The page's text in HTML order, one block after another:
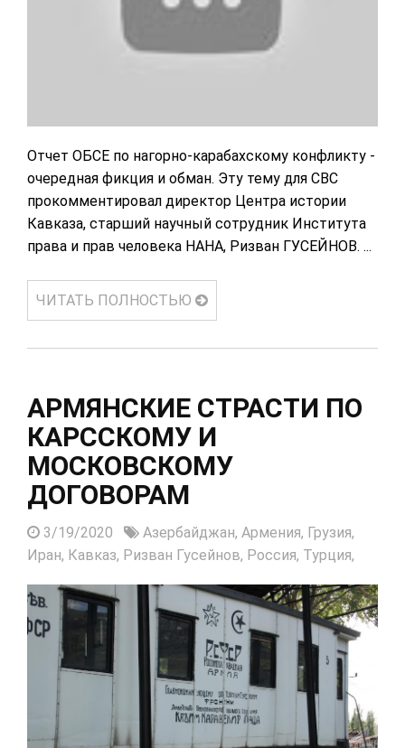
Отчет ОБСЕ по нагорно-карабахскому конфликту -
очередная фикция и обман. Эту тему для СВС
прокомментировал директор Центра истории
Кавказа, старший научный сотрудник Института
права и прав человека НАНА, Ризван ГУСЕЙНОВ. ...
ЧИТАТЬ ПОЛНОСТЬЮ
АРМЯНСКИЕ СТРАСТИ ПО
КАРССКОМУ И
МОСКОВСКОМУ
ДОГОВОРАМ
3/19/2020 Азербайджан, Армения, Грузия,
Иран, Кавказ, Ризван Гусейнов, Россия, Турция,